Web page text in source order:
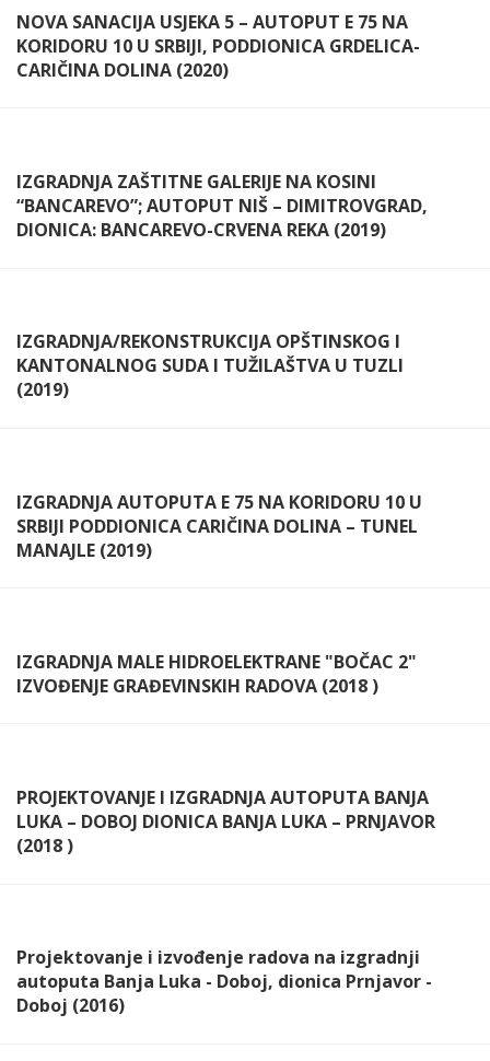
NOVA SANACIJA USJEKA 5 – AUTOPUT E 75 NA
KORIDORU 10 U SRBIJI, PODDIONICA GRDELICA-
CARIČINA DOLINA (2020)
IZGRADNJA ZAŠTITNE GALERIJE NA KOSINI
“BANCAREVO”; AUTOPUT NIŠ – DIMITROVGRAD,
DIONICA: BANCAREVO-CRVENA REKA (2019)
IZGRADNJA/REKONSTRUKCIJA OPŠTINSKOG I
KANTONALNOG SUDA I TUŽILAŠTVA U TUZLI
(2019)
IZGRADNJA AUTOPUTA E 75 NA KORIDORU 10 U
SRBIJI PODDIONICA CARIČINA DOLINA – TUNEL
MANAJLE (2019)
IZGRADNJA MALE HIDROELEKTRANE "BOČAC 2"
IZVOĐENJE GRAĐEVINSKIH RADOVA (2018 )
PROJEKTOVANJE I IZGRADNJA AUTOPUTA BANJA
LUKA – DOBOJ DIONICA BANJA LUKA – PRNJAVOR
(2018 )
Projektovanje i izvođenje radova na izgradnji
autoputa Banja Luka - Doboj, dionica Prnjavor -
Doboj (2016)